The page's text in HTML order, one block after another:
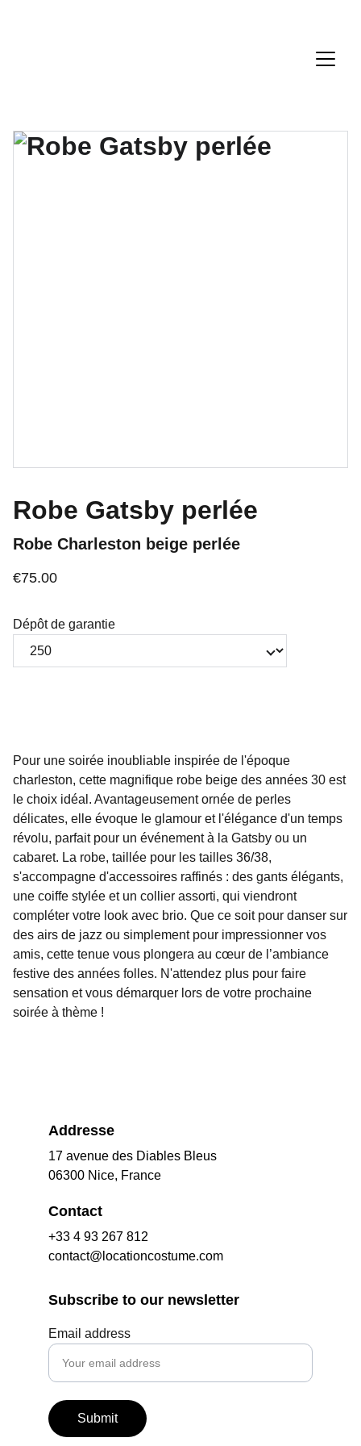
Robe Gatsby perlée
Robe Charleston beige perlée
€75.00
Dépôt de garantie
Pour une soirée inoubliable inspirée de l'époque
charleston, cette magnifique robe beige des années 30 est
le choix idéal. Avantageusement ornée de perles
délicates, elle évoque le glamour et l'élégance d'un temps
révolu, parfait pour un événement à la Gatsby ou un
cabaret. La robe, taillée pour les tailles 36/38,
s'accompagne d'accessoires raffinés : des gants élégants,
une coiffe stylée et un collier assorti, qui viendront
compléter votre look avec brio. Que ce soit pour danser sur
des airs de jazz ou simplement pour impressionner vos
amis, cette tenue vous plongera au cœur de l’ambiance
festive des années folles. N'attendez plus pour faire
sensation et vous démarquer lors de votre prochaine
soirée à thème !
Addresse
17 avenue des Diables Bleus
06300 Nice, France
Contact
+33 4 93 267 812
contact@locationcostume.com
Subscribe to our newsletter
Email address
Submit